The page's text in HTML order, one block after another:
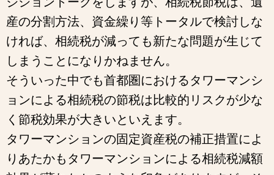
産の分割方法、資金繰り等トータルで検討しな
ければ、相続税が減っても新たな問題が生じて
しまうことになりかねません。
そういった中でも首都圏におけるタワーマンシ
ョンによる相続税の節税は比較的リスクが少な
く節税効果が大きいといえます。
タワーマンションの固定資産税の補正措置によ
りあたかもタワーマンションによる相続税減額